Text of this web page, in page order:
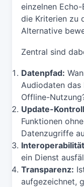
einzelnen
die Kriterien zu
Alternative
Zentral sind
Datenpfad:
Audiodaten das
Offline-
Update-
Funktionen
Datenzugriffe
ein Dienst
Transparenz:
aufgezeichnet,